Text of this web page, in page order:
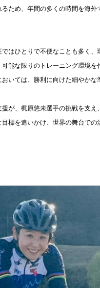
ため、年間の多くの時間を海
ではひとりで不便なことも多く、
可能な限りのトレーニング環境
いては、勝利に向けた細やか
が、梶原悠未選手の挑戦を支え
標を追いかけ、世界の舞台での